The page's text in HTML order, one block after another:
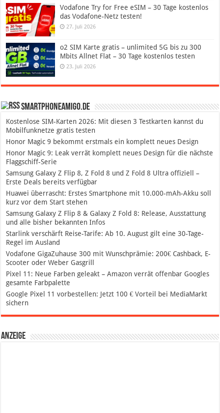
Vodafone Try for Free eSIM – 30 Tage kostenlos
das Vodafone-Netz testen!
27. Juli 2026
o2 SIM Karte gratis – unlimited 5G bis zu 300
Mbits Allnet Flat – 30 Tage kostenlos testen
23. Juli 2026
SmartphoneAmigo.de
Kostenlose SIM-Karten 2026: Mit diesen 3 Testkarten kannst du
Mobilfunknetze gratis testen
Honor Magic 9 bekommt erstmals ein komplett neues Design
Honor Magic 9: Leak verrät komplett neues Design für die nächste
Flaggschiff-Serie
Samsung Galaxy Z Flip 8, Z Fold 8 und Z Fold 8 Ultra offiziell –
Erste Deals bereits verfügbar
Huawei überrascht: Erstes Smartphone mit 10.000-mAh-Akku soll
kurz vor dem Start stehen
Samsung Galaxy Z Flip 8 & Galaxy Z Fold 8: Release, Ausstattung
und alle bisher bekannten Infos
Starlink verschärft Reise-Tarife: Ab 10. August gilt eine 30-Tage-
Regel im Ausland
Vodafone GigaZuhause 300 mit Wunschprämie: 200€ Cashback, E-
Scooter oder Weber Gasgrill
Pixel 11: Neue Farben geleakt – Amazon verrät offenbar Googles
gesamte Farbpalette
Google Pixel 11 vorbestellen: Jetzt 100 € Vorteil bei MediaMarkt
sichern
Anzeige